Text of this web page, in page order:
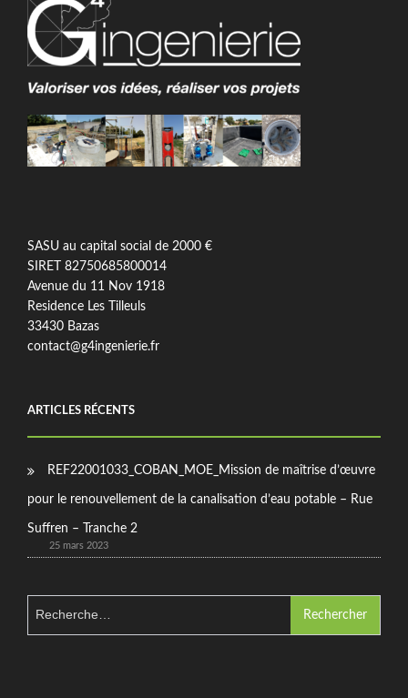
SASU au capital social de 2000 €
SIRET 82750685800014
Avenue du 11 Nov 1918
Residence Les Tilleuls
33430 Bazas
contact@g4ingenierie.fr
ARTICLES RÉCENTS
REF22001033_COBAN_MOE_Mission de maîtrise d’œuvre
pour le renouvellement de la canalisation d’eau potable – Rue
Suffren – Tranche 2
25 mars 2023